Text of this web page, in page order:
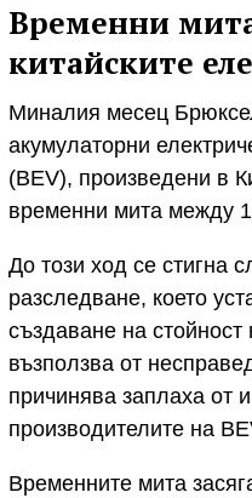
Временни
китайските
Миналия месец
акумулаторни
(BEV), произведени в
временни мита между
До този ход се стигна
разследване, което
създаване на
възползва от
причинява заплаха от
производителите на
Временните мита